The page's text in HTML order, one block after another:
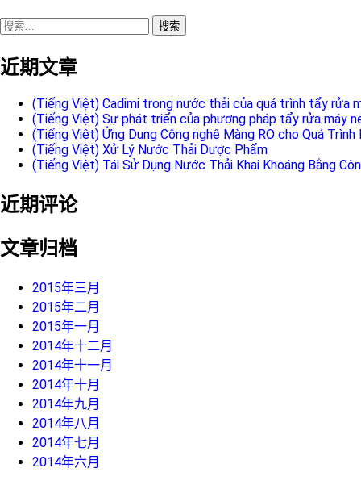
搜
近期文章
(Tiếng Việt) Cadimi trong nước thải của quá trình tẩy rửa
(Tiếng Việt) Sự phát triển của phương pháp tẩy rửa máy
(Tiếng Việt) Ứng Dụng Công nghệ Màng RO cho Quá
(Tiếng Việt) Xử Lý Nước Thải Dược Phẩm
(Tiếng Việt) Tái Sử Dụng Nước Thải Khai Khoáng Bằng
近期评论
文章归档
2015年三月
2015年二月
2015年一月
2014年十二月
2014年十一月
2014年十月
2014年九月
2014年八月
2014年七月
2014年六月